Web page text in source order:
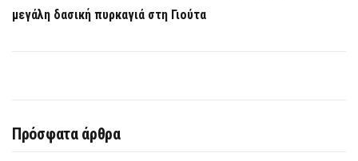
μεγάλη δασική πυρκαγιά στη Γιούτα
Πρόσφατα άρθρα